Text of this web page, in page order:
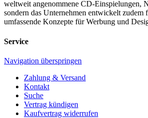
weltweit angenommene CD-Einspielungen,
sondern das Unternehmen entwickelt zudem
umfassende Konzepte für Werbung und
Service
Navigation überspringen
Zahlung & Versand
Kontakt
Suche
Vertrag kündigen
Kaufvertrag widerrufen